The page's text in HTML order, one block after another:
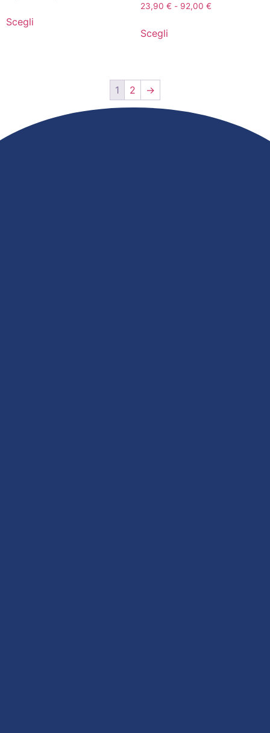
Scegli
23,90 € - 92,00 €
Scegli
1 2 →